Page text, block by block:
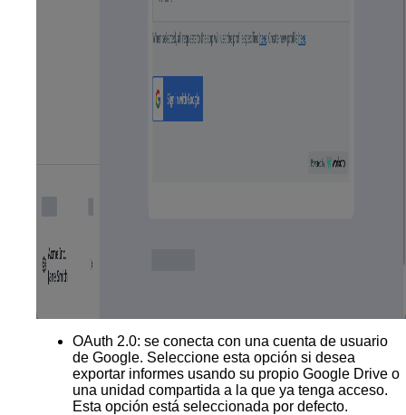
OAuth 2.0: se conecta con una cuenta de usuario
de Google. Seleccione esta opción si desea
exportar informes usando su propio Google Drive o
una unidad compartida a la que ya tenga acceso.
Esta opción está seleccionada por defecto.